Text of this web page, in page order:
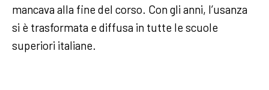
mancava alla fine del corso. Con gli anni, l’usanza
si è trasformata e diffusa in tutte le scuole
superiori italiane.